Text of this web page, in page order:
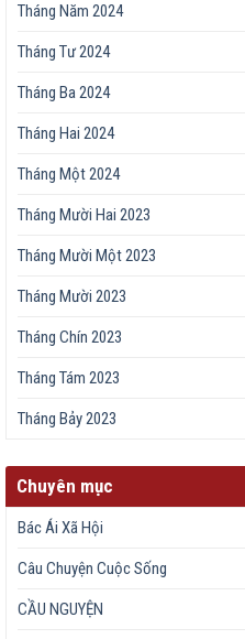
Tháng Năm 2024
Tháng Tư 2024
Tháng Ba 2024
Tháng Hai 2024
Tháng Một 2024
Tháng Mười Hai 2023
Tháng Mười Một 2023
Tháng Mười 2023
Tháng Chín 2023
Tháng Tám 2023
Tháng Bảy 2023
Chuyên mục
Bác Ái Xã Hội
Câu Chuyện Cuộc Sống
CẦU NGUYỆN